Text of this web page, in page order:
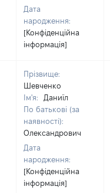
Дата
народження:
[Конфіденційна
інформація]
Прізвище:
Шевченко
Ім'я:
Даниїл
По батькові (за
наявності):
Олександрович
Дата
народження:
[Конфіденційна
інформація]